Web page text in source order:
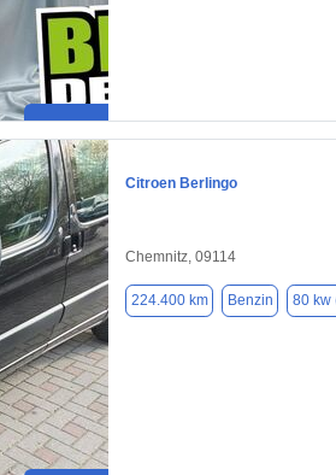
Citroen Berlingo
Chemnitz, 09114
224.400 km Benzin 80 kw